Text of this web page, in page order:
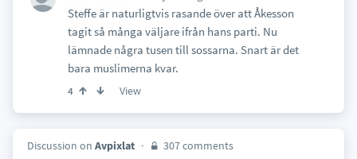
Steffe är naturligtvis rasande över att Åkesson
tagit så många väljare ifrån hans parti. Nu
lämnade några tusen till sossarna. Snart är det
bara muslimerna kvar.
4 View
Discussion on Avpixlat 307 comments